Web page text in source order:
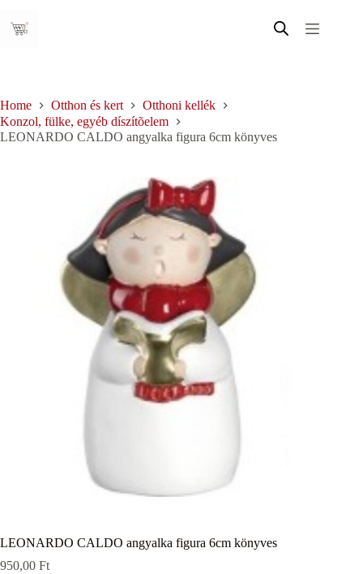
content
Home Otthon és kert
Otthoni kellék
Konzol, fülke, egyéb díszítõelem
LEONARDO CALDO angyalka figura 6cm könyves
LEONARDO CALDO angyalka figura 6cm könyves
950,00 Ft